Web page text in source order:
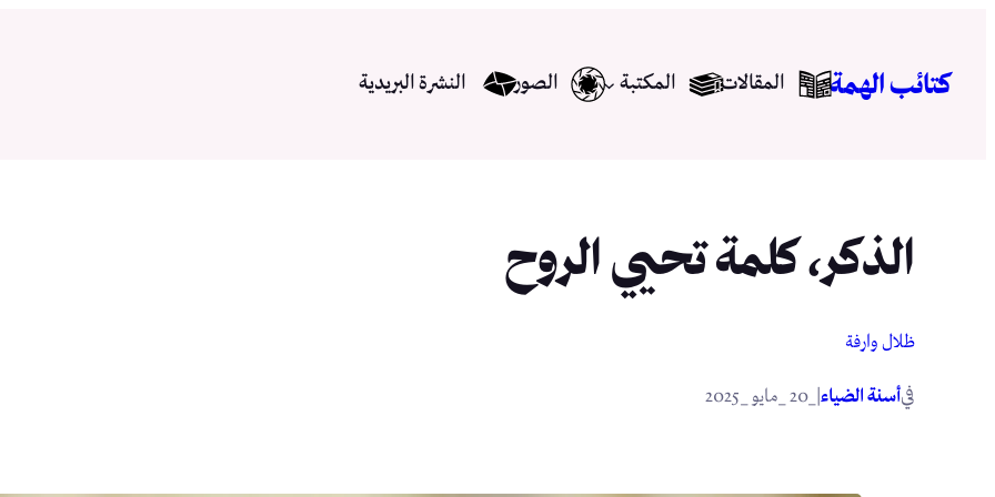
المحتوىكتائب الهمة المقالات المكتبة الصور النشرة البريدية
الذكر، كلمة تحيي الروح
ظلال وارفة
فيأسنة الضياء